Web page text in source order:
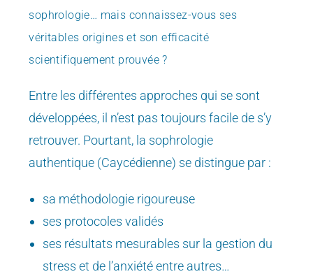
sophrologie… mais connaissez-vous ses
véritables origines et son efficacité
scientifiquement prouvée ?
Entre les différentes approches qui se sont
développées, il n’est pas toujours facile de s’y
retrouver. Pourtant, la sophrologie
authentique (Caycédienne) se distingue par :
sa méthodologie rigoureuse
ses protocoles validés
ses résultats mesurables sur la gestion du
stress et de l’anxiété entre autres…